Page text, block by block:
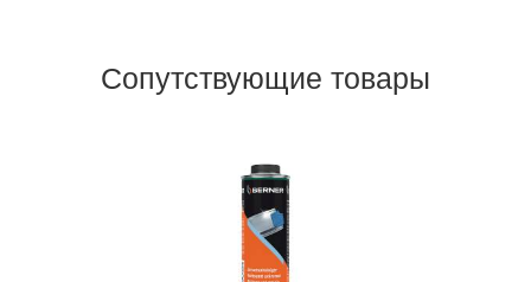
Сопутствующие товары